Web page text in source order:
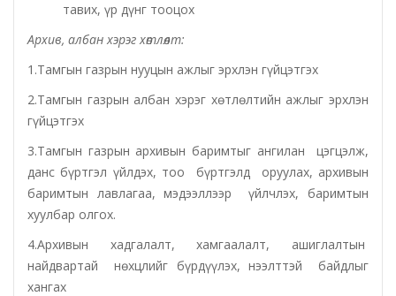
тавих, үр дүнг тооцох
Архив, албан хэрэг хөтлөлт:
1.Тамгын газрын нууцын ажлыг эрхлэн гүйцэтгэх
2.Тамгын газрын албан хэрэг хөтлөлтийн ажлыг эрхлэн
гүйцэтгэх
3.Тамгын газрын архивын баримтыг ангилан цэгцэлж,
данс бүртгэл үйлдэх, тоо бүртгэлд оруулах, архивын
баримтын лавлагаа, мэдээллээр үйлчлэх, баримтын
хуулбар олгох.
4.Архивын хадгалалт, хамгаалалт, ашиглалтын
найдвартай нөхцлийг бүрдүүлэх, нээлттэй байдлыг
хангах